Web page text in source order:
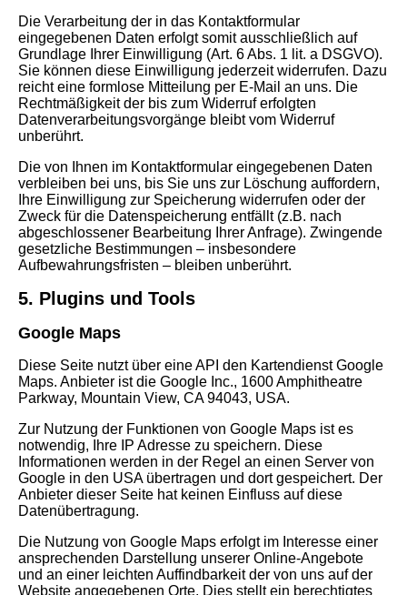
Die Verarbeitung der in das Kontaktformular
eingegebenen Daten erfolgt somit ausschließlich auf
Grundlage Ihrer Einwilligung (Art. 6 Abs. 1 lit. a DSGVO).
Sie können diese Einwilligung jederzeit widerrufen. Dazu
reicht eine formlose Mitteilung per E-Mail an uns. Die
Rechtmäßigkeit der bis zum Widerruf erfolgten
Datenverarbeitungsvorgänge bleibt vom Widerruf
unberührt.
Die von Ihnen im Kontaktformular eingegebenen Daten
verbleiben bei uns, bis Sie uns zur Löschung auffordern,
Ihre Einwilligung zur Speicherung widerrufen oder der
Zweck für die Datenspeicherung entfällt (z.B. nach
abgeschlossener Bearbeitung Ihrer Anfrage). Zwingende
gesetzliche Bestimmungen – insbesondere
Aufbewahrungsfristen – bleiben unberührt.
5. Plugins und Tools
Google Maps
Diese Seite nutzt über eine API den Kartendienst Google
Maps. Anbieter ist die Google Inc., 1600 Amphitheatre
Parkway, Mountain View, CA 94043, USA.
Zur Nutzung der Funktionen von Google Maps ist es
notwendig, Ihre IP Adresse zu speichern. Diese
Informationen werden in der Regel an einen Server von
Google in den USA übertragen und dort gespeichert. Der
Anbieter dieser Seite hat keinen Einfluss auf diese
Datenübertragung.
Die Nutzung von Google Maps erfolgt im Interesse einer
ansprechenden Darstellung unserer Online-Angebote
und an einer leichten Auffindbarkeit der von uns auf der
Website angegebenen Orte. Dies stellt ein berechtigtes